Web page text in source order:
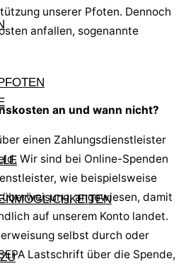
ZU
unserer Pfoten. Dennoch
anfallen, sogenannte
an und wann nicht?
einen Zahlungsdienstleister
Wir sind bei Online-Spenden
wie beispielsweise
angewiesen, damit
auf unserem Konto landet.
selbst durch oder
Lastschrift über die Spende,